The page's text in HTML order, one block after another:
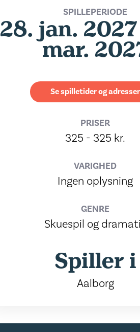
SPILLEPERIODE
28. jan.
mar.
Se spilletider og adresser
PRISER
325 - 325 kr.
VARIGHED
Ingen oplysning
GENRE
Skuespil og
Spiller i
Aalborg